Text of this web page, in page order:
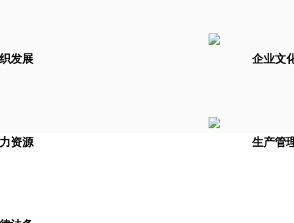
发展 企业文
资源 生产管